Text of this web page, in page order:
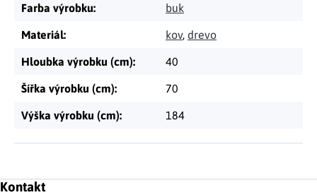
Farba výrobku: buk
Materiál: kov, drevo
Hloubka výrobku (cm): 40
Šířka výrobku (cm): 70
Výška výrobku (cm): 184
Zápätie
Kontakt